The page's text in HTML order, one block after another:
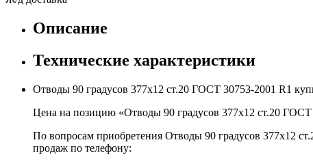
Описание
Технические характеристики
Отводы 90 градусов 377х12 ст.20 ГОСТ 30753-2001 R1
Цена на позицию «Отводы 90 градусов 377х12 ст.20 ГОСТ
По вопросам приобретения Отводы 90 градусов 377х12
продаж по телефону: